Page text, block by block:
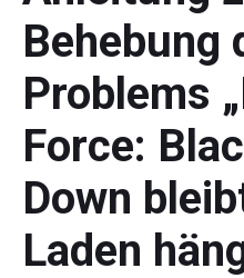
Behebung
Problems
Force:
Down
Laden